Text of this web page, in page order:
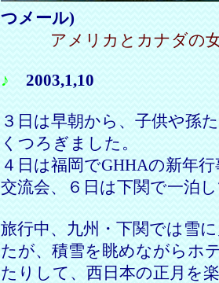
つメール)
アメリカとカナダの女
♪ 2003,1,10
３日は早朝から、子供や孫
くつろぎました。
４日は福岡でGHHAの新年
交流会、６日は下関で一泊
旅行中、九州・下関では雪
たが、積雪を眺めながらホ
たりして、西日本の正月を